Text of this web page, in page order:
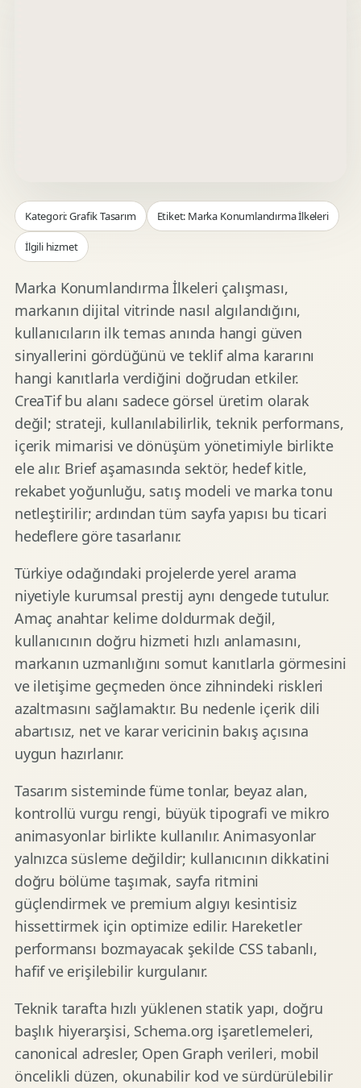
Kategori: Grafik Tasarım Etiket: Marka Konumlandırma İlkeleri
İlgili hizmet
Marka Konumlandırma İlkeleri çalışması,
markanın dijital vitrinde nasıl algılandığını,
kullanıcıların ilk temas anında hangi güven
sinyallerini gördüğünü ve teklif alma kararını
hangi kanıtlarla verdiğini doğrudan etkiler.
CreaTif bu alanı sadece görsel üretim olarak
değil; strateji, kullanılabilirlik, teknik performans,
içerik mimarisi ve dönüşüm yönetimiyle birlikte
ele alır. Brief aşamasında sektör, hedef kitle,
rekabet yoğunluğu, satış modeli ve marka tonu
netleştirilir; ardından tüm sayfa yapısı bu ticari
hedeflere göre tasarlanır.
Türkiye odağındaki projelerde yerel arama
niyetiyle kurumsal prestij aynı dengede tutulur.
Amaç anahtar kelime doldurmak değil,
kullanıcının doğru hizmeti hızlı anlamasını,
markanın uzmanlığını somut kanıtlarla görmesini
ve iletişime geçmeden önce zihnindeki riskleri
azaltmasını sağlamaktır. Bu nedenle içerik dili
abartısız, net ve karar vericinin bakış açısına
uygun hazırlanır.
Tasarım sisteminde füme tonlar, beyaz alan,
kontrollü vurgu rengi, büyük tipografi ve mikro
animasyonlar birlikte kullanılır. Animasyonlar
yalnızca süsleme değildir; kullanıcının dikkatini
doğru bölüme taşımak, sayfa ritmini
güçlendirmek ve premium algıyı kesintisiz
hissettirmek için optimize edilir. Hareketler
performansı bozmayacak şekilde CSS tabanlı,
hafif ve erişilebilir kurgulanır.
Teknik tarafta hızlı yüklenen statik yapı, doğru
başlık hiyerarşisi, Schema.org işaretlemeleri,
canonical adresler, Open Graph verileri, mobil
öncelikli düzen, okunabilir kod ve sürdürülebilir